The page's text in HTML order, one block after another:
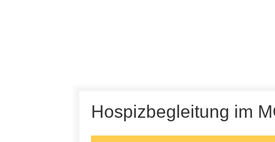
Hospizbegleitung im